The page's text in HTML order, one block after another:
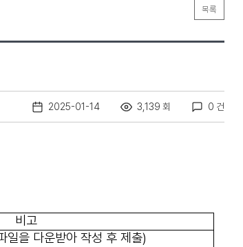
목록
2025-01-14 3,139 회 0 건
비고
일을 다운받아 작성 후 제출)